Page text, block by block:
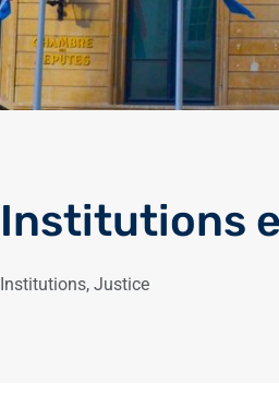
Institutions
Institutions, Justice